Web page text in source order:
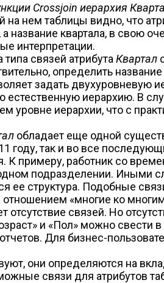
Crossjoin иерархия
на нем таблицы видно, что
название квартала, в свою
интерпретации.
связей атрибута Квартал
определить
задать двухуровневую
иерархию. В
иерархии, что с
обладает еще одной
году, так и во все
примеру, работник со
подразделении. Иными
ее структура. Подобные
«многие ко
отсутствие связей. Но
и «Пол» можно свести
Для бизнес-
они определяются на
связи для атрибутов